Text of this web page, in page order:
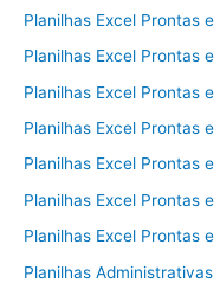
Planilhas Excel Prontas
Planilhas Excel Prontas
Planilhas Excel Prontas
Planilhas Excel Prontas
Planilhas Excel Prontas
Planilhas Excel Prontas e
Planilhas Excel Prontas
Planilhas Administrativas